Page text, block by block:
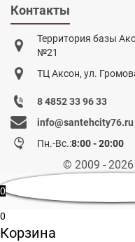
Контакты
Территория базы
№21
ТЦ Аксон, ул.
8 4852 33 96 33
info@santehcity76.ru
Пн.-Вс.:8:00 - 20:00
© 2009 -
0
0
Корзина